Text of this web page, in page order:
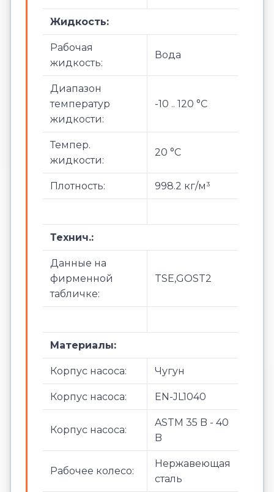
Жидкость:
Рабочая
жидкость:
Вода
Диапазон
температур
жидкости:
-10 .. 120 °C
Темпер.
жидкости:
20 °C
Плотность: 998.2 кг/м³
Технич.:
Данные на
фирменной
табличке:
TSE,GOST2
Материалы:
Корпус насоса: Чугун
Корпус насоса: EN-JL1040
Корпус насоса:
ASTM 35 B - 40
B
Рабочее колесо:
Нержавеющая
сталь